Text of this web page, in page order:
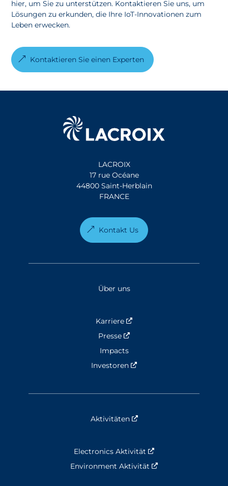
hier, um Sie zu unterstützen. Kontaktieren Sie uns, um
Lösungen zu erkunden, die Ihre IoT-Innovationen zum
Leben erwecken.
Kontaktieren Sie einen Experten
LACROIX
17 rue Océane
44800 Saint-Herblain
FRANCE
Kontakt Us
Über uns
Karriere
Presse
Impacts
Investoren
Aktivitäten Nouvelle fenêtre
Electronics Aktivität
Environment Aktivität